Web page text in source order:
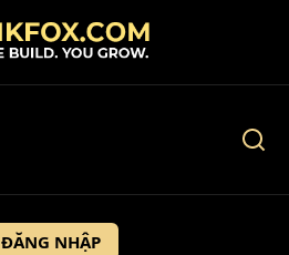
ĐĂNG NHẬP